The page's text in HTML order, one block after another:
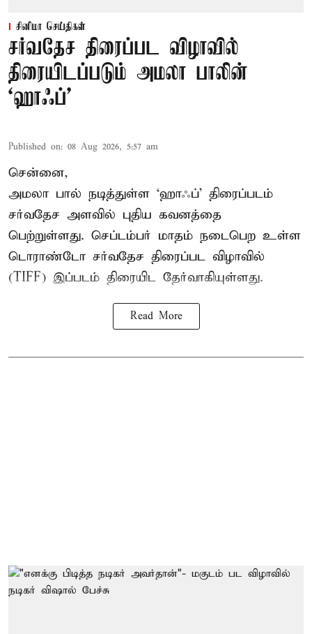
சினிமா செய்திகள்
சர்வதேச திரைப்பட விழாவில்
திரையிடப்படும் அமலா பாலின்
‘ஹாஃப்’
Published on: 08 Aug 2026, 5:57 am
சென்னை,
அமலா பால் நடித்துள்ள ‘ஹாஃப்’ திரைப்படம்
சர்வதேச அளவில் புதிய கவனத்தை
பெற்றுள்ளது. செப்டம்பர் மாதம் நடைபெற உள்ள
டொராண்டோ சர்வதேச திரைப்பட விழாவில்
(TIFF) இப்படம் திரையிட தேர்வாகியுள்ளது.
Read More